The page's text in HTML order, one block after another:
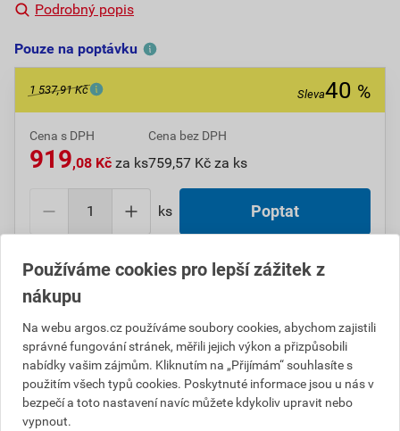
Podrobný popis
Pouze na poptávku
1 537,91 Kč Sleva40 %
Cena s DPH
919,08 Kč za ks
Cena bez DPH
759,57 Kč za ks
ks Poptat
Do košíku přidáte1 ksza919,08Kčs DPH
759,57
Ušetříte618,83
Číslo položky:1000009974
Katalogový kód: 3435D
Výrobky značky: SCHNEIDER
Používáme cookies pro lepší zážitek z
nákupu
Na webu argos.cz používáme soubory cookies, abychom zajistili
správné fungování stránek, měřili jejich výkon a přizpůsobili
nabídky vašim zájmům. Kliknutím na „Přijímám“ souhlasíte s
použitím všech typů cookies. Poskytnuté informace jsou u nás v
bezpečí a toto nastavení navíc můžete kdykoliv upravit nebo
vypnout.